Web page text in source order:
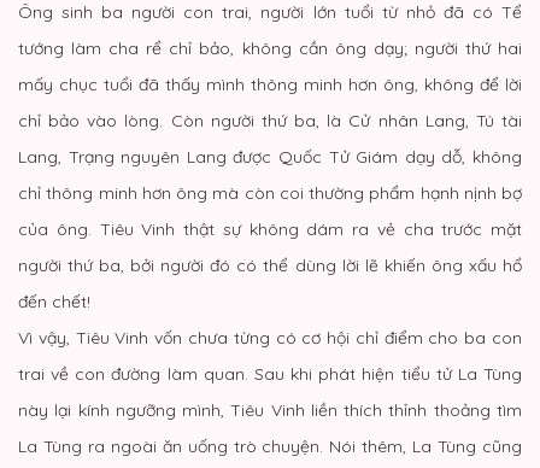
Ông sinh ba người con trai, người lớn tuổi từ nhỏ đã có Tể
tướng làm cha rể chỉ bảo, không cần ông dạy; người thứ hai
mấy chục tuổi đã thấy mình thông minh hơn ông, không để lời
chỉ bảo vào lòng. Còn người thứ ba, là Cử nhân Lang, Tú tài
Lang, Trạng nguyên Lang được Quốc Tử Giám dạy dỗ, không
chỉ thông minh hơn ông mà còn coi thường phẩm hạnh nịnh bợ
của ông. Tiêu Vinh thật sự không dám ra vẻ cha trước mặt
người thứ ba, bởi người đó có thể dùng lời lẽ khiến ông xấu hổ
đến chết!
Vì vậy, Tiêu Vinh vốn chưa từng có cơ hội chỉ điểm cho ba con
trai về con đường làm quan. Sau khi phát hiện tiểu tử La Tùng
này lại kính ngưỡng mình, Tiêu Vinh liền thích thỉnh thoảng tìm
La Tùng ra ngoài ăn uống trò chuyện. Nói thêm, La Tùng cũng